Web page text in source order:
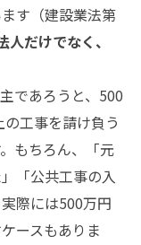
す（建設業法第
人だけでなく、
であろうと、500
工事を請け負う
もちろん、「元
「公共工事の入
際には500万円
ースもありま